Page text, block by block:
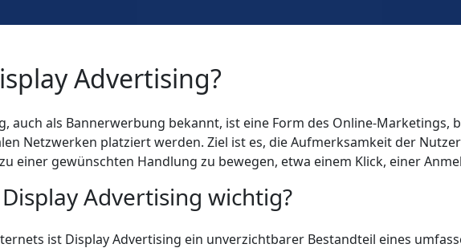
Advertising?
auch als Bannerwerbung bekannt, ist eine Form des Online-Marketings,
Netzwerken platziert werden. Ziel ist es, die Aufmerksamkeit der
einer gewünschten Handlung zu bewegen, etwa einem Klick, einer
Advertising wichtig?
ist Display Advertising ein unverzichtbarer Bestandteil eines